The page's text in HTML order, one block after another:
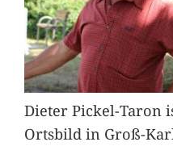
Dieter Pickel-Taron
Ortsbild in Groß-